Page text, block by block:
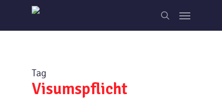
main
search
Menu
Tag
Visumspflicht